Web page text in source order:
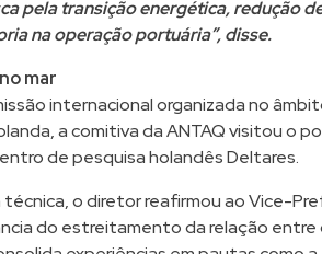
pela transição energética, redução
na operação portuária”, disse.
mar
internacional organizada no
a comitiva da ANTAQ visitou o
de pesquisa holandês Deltares.
técnica, o diretor reafirmou ao Vice-
do estreitamento da relação entre